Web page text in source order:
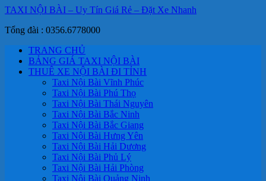
TAXI NỘI BÀI – Uy Tín Giá Rẻ – Đặt Xe Nhanh
Tổng đài : 0356.6778000
TRANG CHỦ
BẢNG GIÁ TAXI NỘI BÀI
THUÊ XE NỘI BÀI ĐI TỈNH
Taxi Nội Bài Vĩnh Phúc
Taxi Nội Bài Phú Thọ
Taxi Nội Bài Thái Nguyên
Taxi Nội Bài Bắc Ninh
Taxi Nội Bài Bắc Giang
Taxi Nội Bài Hưng Yên
Taxi Nội Bài Hải Dương
Taxi Nội Bài Phủ Lý
Taxi Nội Bài Hải Phòng
Taxi Nội Bài Quảng Ninh